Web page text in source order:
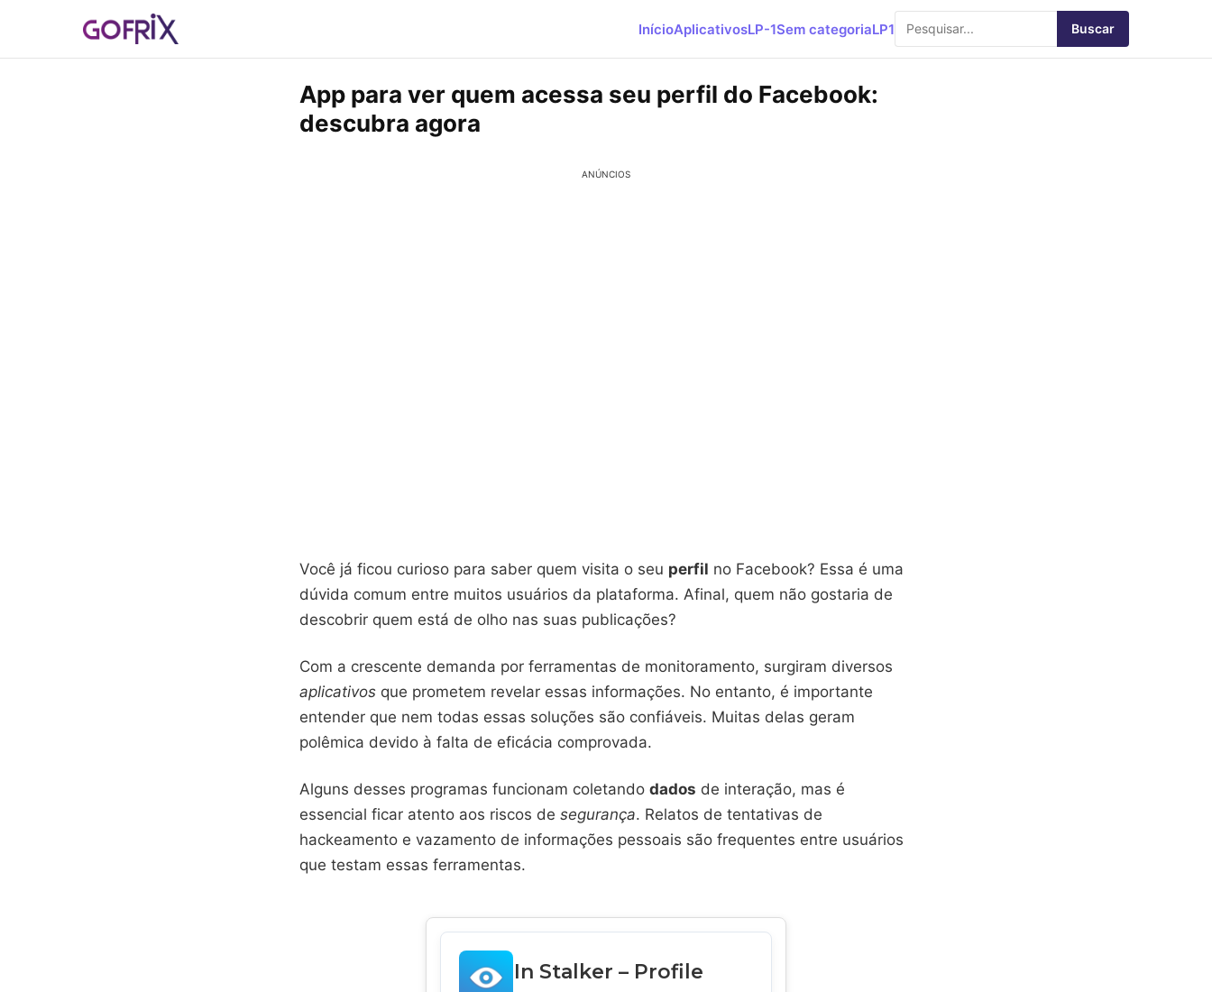
InícioAplicativosLP-1Sem categoriaLP1 Buscar
App para ver quem acessa seu perfil do Facebook:
descubra agora
ANÚNCIOS
Você já ficou curioso para saber quem visita o seu perfil no Facebook? Essa é uma
dúvida comum entre muitos usuários da plataforma. Afinal, quem não gostaria de
descobrir quem está de olho nas suas publicações?
Com a crescente demanda por ferramentas de monitoramento, surgiram diversos
aplicativos que prometem revelar essas informações. No entanto, é importante
entender que nem todas essas soluções são confiáveis. Muitas delas geram
polêmica devido à falta de eficácia comprovada.
Alguns desses programas funcionam coletando dados de interação, mas é
essencial ficar atento aos riscos de segurança. Relatos de tentativas de
hackeamento e vazamento de informações pessoais são frequentes entre usuários
que testam essas ferramentas.
In Stalker – Profile